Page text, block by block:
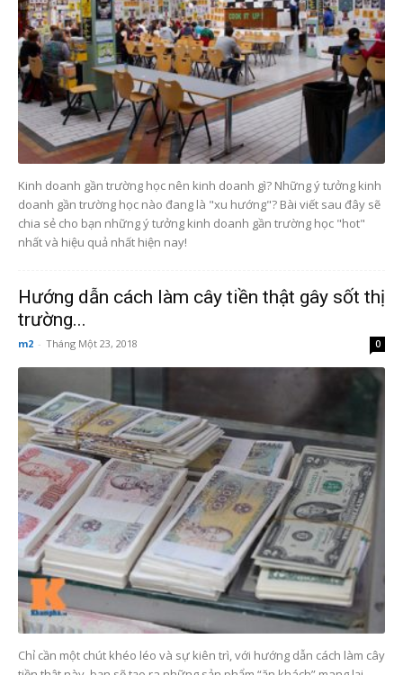
Kinh doanh gần trường học nên kinh doanh gì? Những ý tưởng kinh
doanh gần trường học nào đang là "xu hướng"? Bài viết sau đây sẽ
chia sẻ cho bạn những ý tưởng kinh doanh gần trường học "hot"
nhất và hiệu quả nhất hiện nay!
Hướng dẫn cách làm cây tiền thật gây sốt thị
trường...
m2 - Tháng Một 23, 2018 0
Chỉ cần một chút khéo léo và sự kiên trì, với hướng dẫn cách làm cây